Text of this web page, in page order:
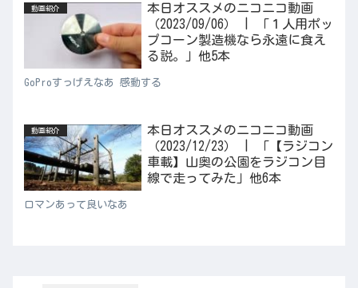
動画紹介
本日オススメのニコニコ動画
（2023/09/06） | 「１人用ポッ
プコーン製造機なら永遠に食え
る説。」他5本
GoProすっげえなあ 感動する
動画紹介
本日オススメのニコニコ動画
（2023/12/23） | 「【ラジコン
車載】山奥の公園をラジコン目
線で走ってみた」他6本
ロマンあって良いなあ